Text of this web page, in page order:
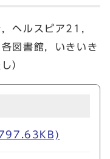
ヘルスピア21，
図書館，いきいき
）